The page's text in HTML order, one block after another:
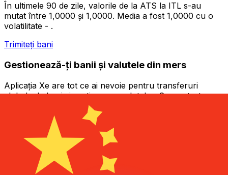
În ultimele 90 de zile, valorile de la ATS la ITL s-au
mutat între 1,0000 și 1,0000. Media a fost 1,0000 cu o
volatilitate - .
Trimiteți bani
Gestionează-ți banii și valutele din mers
Aplicația Xe are tot ce ai nevoie pentru transferuri
globale de bani și gestionarea valutelor. Convertește
valute, setează alerte de curs valutar și transferă bani în
străinătate fără comisioane ascunse. Descarcă astăzi!